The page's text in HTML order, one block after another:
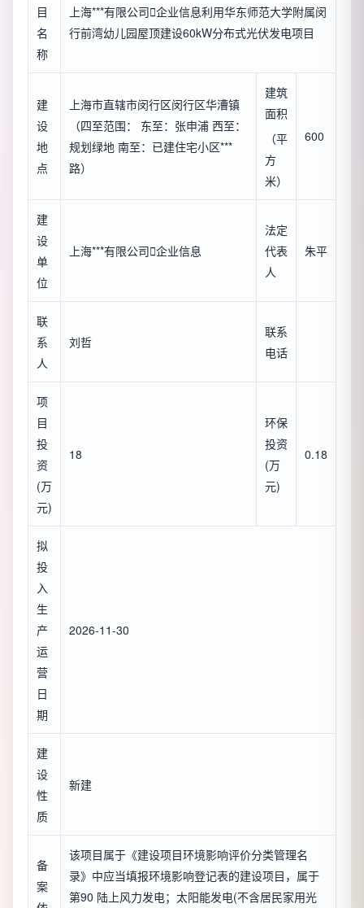
目
名
称
上海***有限公司企业信息利用华东师范大学附属闵
行前湾幼儿园屋顶建设60kW分布式光伏发电项目
建
设
地
点
上海市直辖市闵行区闵行区华漕镇
（四至范围： 东至：张申浦 西至：
规划绿地 南至：已建住宅小区***
路）
建筑
面积
（平
方
米）
600
建
设
单
位
上海***有限公司企业信息
法定
代表
人
朱平
联
系
人
刘哲
联系
电话
项
目
投
资
(万
元)
18
环保
投资
(万
元)
0.18
拟
投
入
生
产
运
营
日
期
2026-11-30
建
设
性
质
新建
备
案
该项目属于《建设项目环境影响评价分类管理名
录》中应当填报环境影响登记表的建设项目，属于
第90 陆上风力发电；太阳能发电(不含居民家用光